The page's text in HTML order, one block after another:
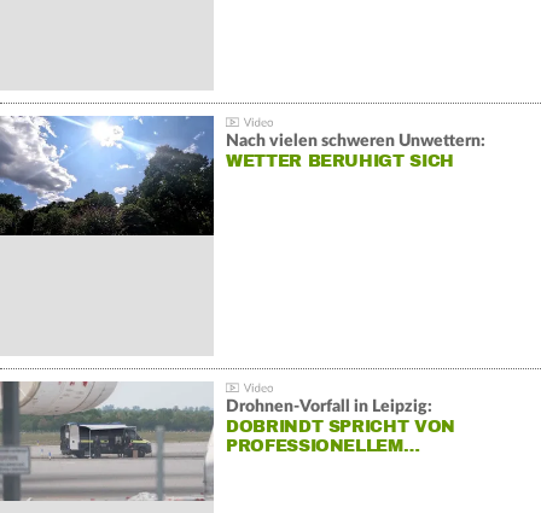
Nach vielen schweren Unwettern:
WETTER BERUHIGT SICH
Drohnen-Vorfall in Leipzig:
DOBRINDT SPRICHT VON
PROFESSIONELLEM…